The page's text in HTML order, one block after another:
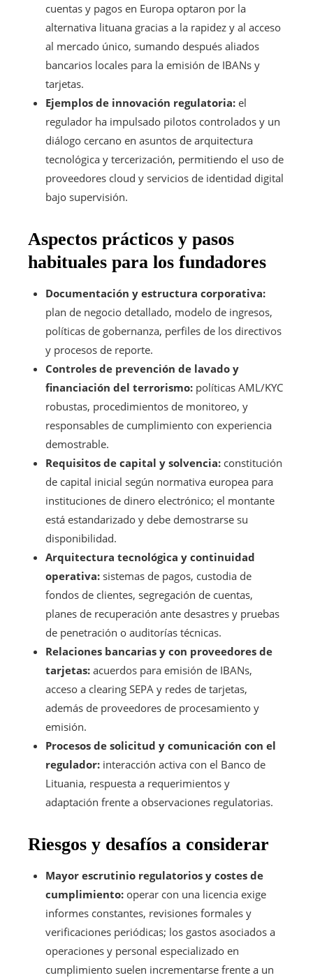
cuentas y pagos en Europa optaron por la
alternativa lituana gracias a la rapidez y al acceso
al mercado único, sumando después aliados
bancarios locales para la emisión de IBANs y
tarjetas.
Ejemplos de innovación regulatoria: el
regulador ha impulsado pilotos controlados y un
diálogo cercano en asuntos de arquitectura
tecnológica y tercerización, permitiendo el uso de
proveedores cloud y servicios de identidad digital
bajo supervisión.
Aspectos prácticos y pasos
habituales para los fundadores
Documentación y estructura corporativa:
plan de negocio detallado, modelo de ingresos,
políticas de gobernanza, perfiles de los directivos
y procesos de reporte.
Controles de prevención de lavado y
financiación del terrorismo: políticas AML/KYC
robustas, procedimientos de monitoreo, y
responsables de cumplimiento con experiencia
demostrable.
Requisitos de capital y solvencia: constitución
de capital inicial según normativa europea para
instituciones de dinero electrónico; el montante
está estandarizado y debe demostrarse su
disponibilidad.
Arquitectura tecnológica y continuidad
operativa: sistemas de pagos, custodia de
fondos de clientes, segregación de cuentas,
planes de recuperación ante desastres y pruebas
de penetración o auditorías técnicas.
Relaciones bancarias y con proveedores de
tarjetas: acuerdos para emisión de IBANs,
acceso a clearing SEPA y redes de tarjetas,
además de proveedores de procesamiento y
emisión.
Procesos de solicitud y comunicación con el
regulador: interacción activa con el Banco de
Lituania, respuesta a requerimientos y
adaptación frente a observaciones regulatorias.
Riesgos y desafíos a considerar
Mayor escrutinio regulatorios y costes de
cumplimiento: operar con una licencia exige
informes constantes, revisiones formales y
verificaciones periódicas; los gastos asociados a
operaciones y personal especializado en
cumplimiento suelen incrementarse frente a un